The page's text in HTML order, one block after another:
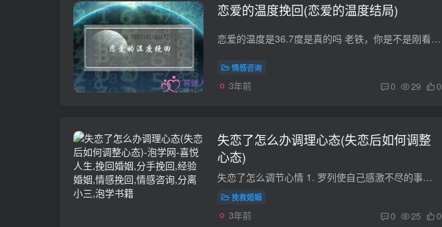
恋爱的温度挽回(恋爱的温度结局)
恋爱的温度是36.7度是真的吗 老铁，你是不是刚看完徒然喜欢你的第七集（滑稽 １８岁恋爱的温度能保持多久？ 我的看法就是~爱情这个东西都是有个期限的.也许在某个时间之内的爱情会是 轰轰烈烈的...
情感咨询
3年前 0 29 0
失恋了怎么办调理心态(失恋后如何调整
心态)
失恋了怎么调节心情 1. 罗列使自己感激不尽的事，与人为善，不要怀恨，用童心拥抱生活，用成熟理解生活，懂得感恩，善待曾善待过你的人 2. 发展你的兴趣爱好，保持强烈的好奇心和求知欲，保持健...
挽救婚姻
3年前 0 25 0